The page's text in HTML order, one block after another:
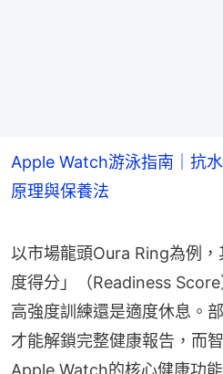
Apple Watch游泳指南｜抗
原理與保養法
以市場龍頭Oura Ring為例
度得分」（Readiness
高強度訓練還是適度休息。
才能解鎖完整健康報告，而
Apple Watch的核心健康功